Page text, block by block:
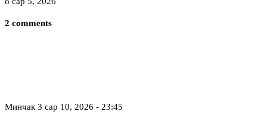
2 comments
Минчак 3 сар 10, 2026 - 23:45